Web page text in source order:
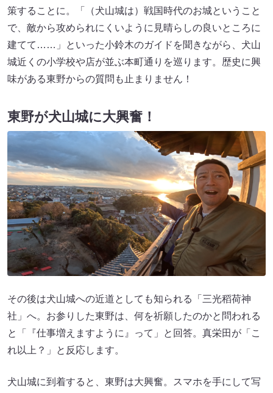
策することに。「（犬山城は）戦国時代のお城ということ
で、敵から攻められにくいように見晴らしの良いところに
建てて……」といった小鈴木のガイドを聞きながら、犬山
城近くの小学校や店が並ぶ本町通りを巡ります。歴史に興
味がある東野からの質問も止まりません！
東野が犬山城に大興奮！
その後は犬山城への近道としても知られる「三光稻荷神
社」へ。お参りした東野は、何を祈願したのかと問われる
と「『仕事増えますように』って」と回答。真栄田が「こ
れ以上？」と反応します。
犬山城に到着すると、東野は大興奮。スマホを手にして写